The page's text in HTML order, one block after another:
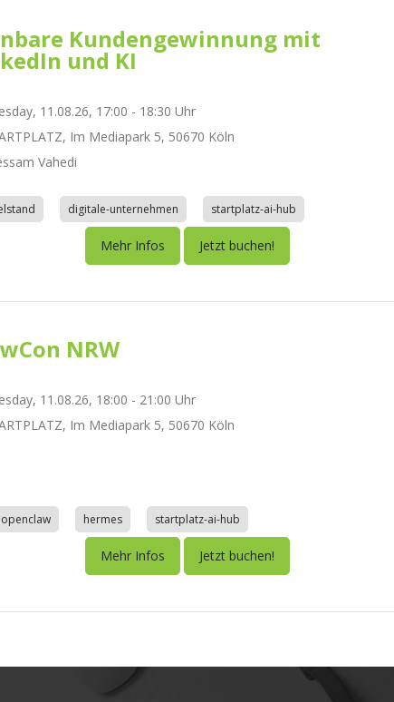
Kundengewinnung mit
und KI
11.08.26, 17:00 - 18:30 Uhr
Im Mediapark 5, 50670 Köln
Vahedi
digitale-unternehmen startplatz-ai-hub
Mehr Infos Jetzt buchen!
NRW
11.08.26, 18:00 - 21:00 Uhr
Im Mediapark 5, 50670 Köln
openclaw hermes startplatz-ai-hub
Mehr Infos Jetzt buchen!